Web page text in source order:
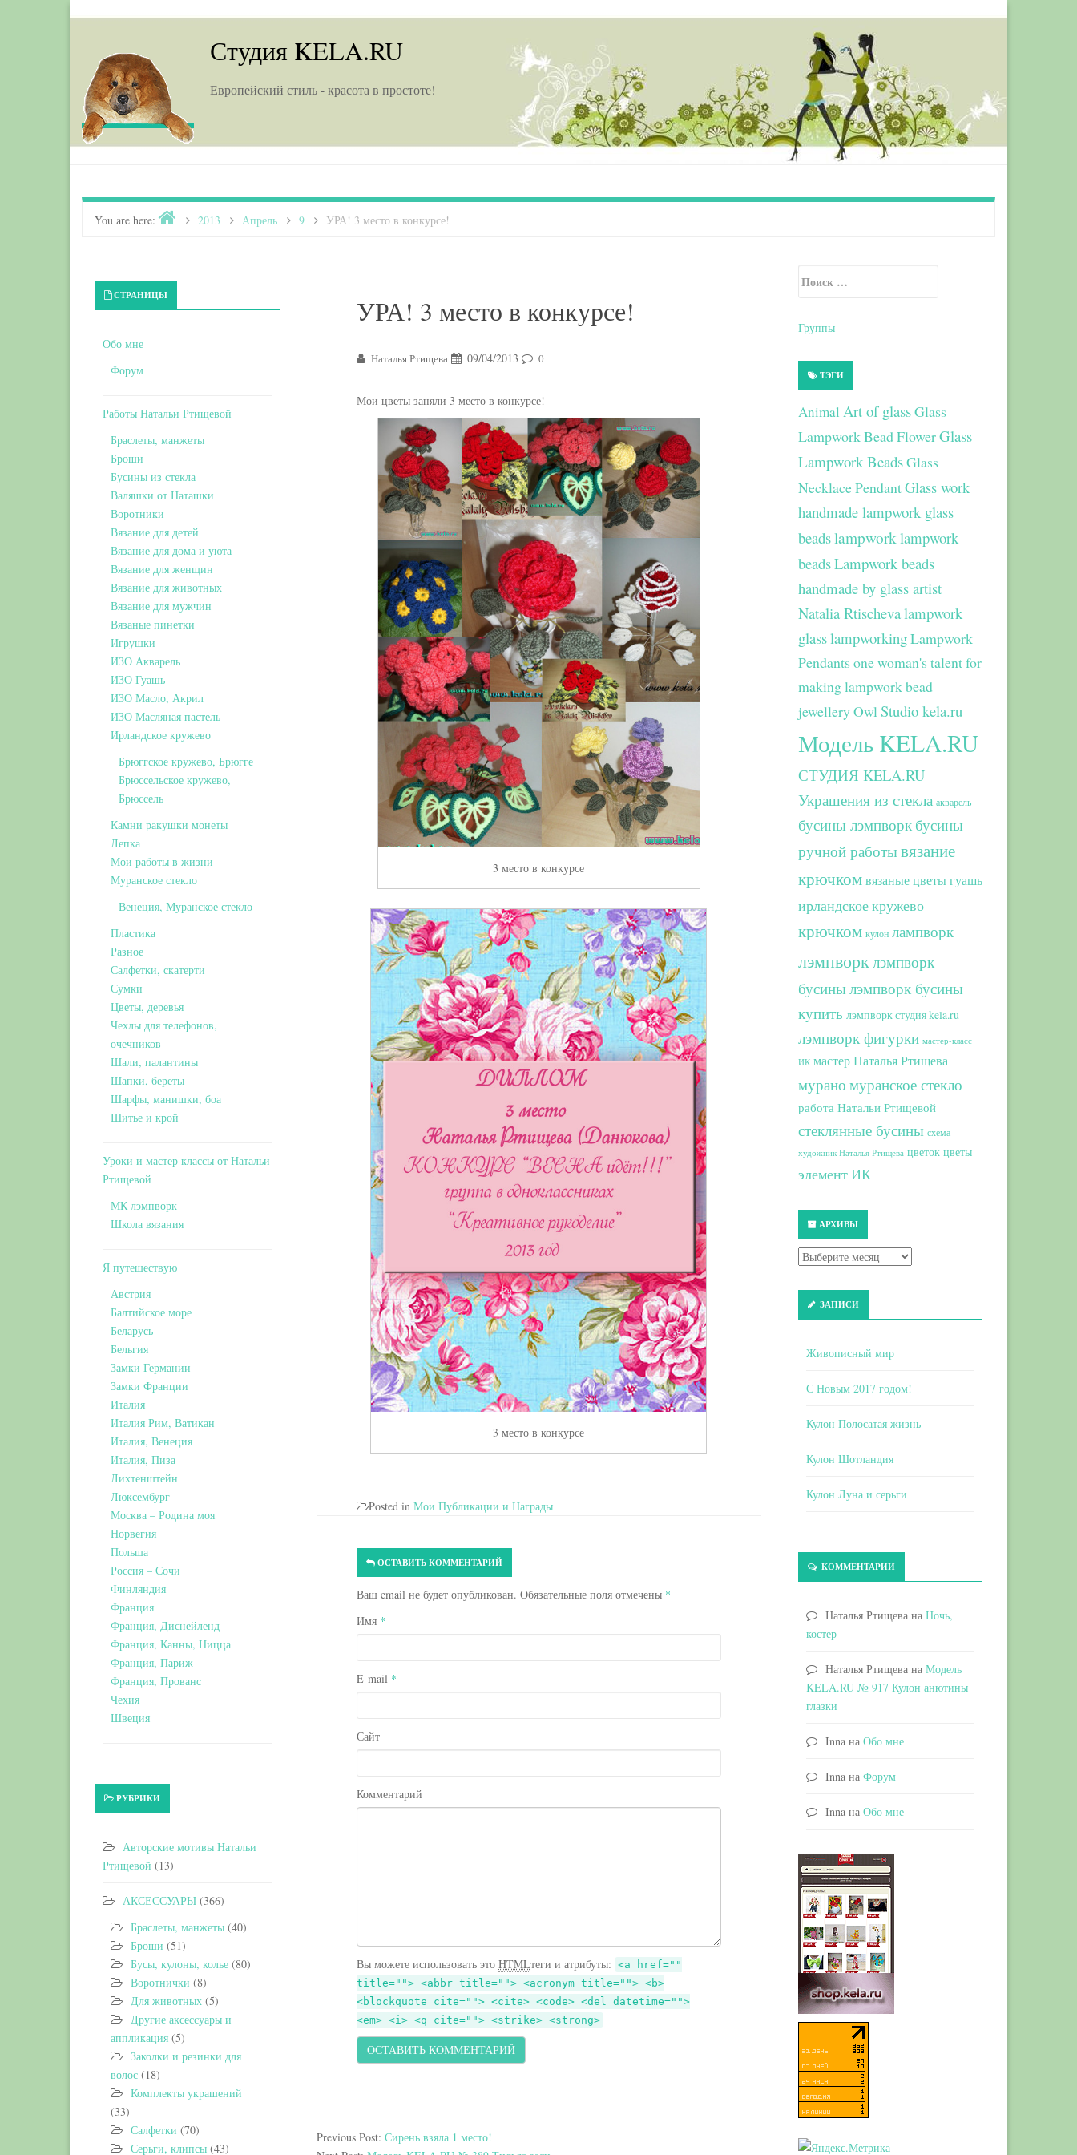
Студия KELA.RU
Европейский стиль - красота в простоте!
You are here: Home2013 Апрель 9 УРА! 3 место в конкурсе!
УРА! 3 место в конкурсе!
Наталья Ртищева 09/04/2013 0
Мои цветы заняли 3 место в конкурсе!
3 место в конкурсе
3 место в конкурсе
Posted in Мои Публикации и Награды
ОСТАВИТЬ КОММЕНТАРИЙ
Ваш email не будет опубликован. Обязательные поля отмечены *
Имя *
E-mail *
Сайт
Комментарий
Вы можете использовать это HTMLтеги и атрибуты: <a href=""
title=""> <abbr title=""> <acronym title=""> <b>
<blockquote cite=""> <cite> <code> <del datetime="">
<em> <i> <q cite=""> <strike> <strong>
Previous Post: Сирень взяла 1 место!
Primary Sidebar
СТРАНИЦЫ
Обо мне
Форум
Работы Натальи Ртищевой
Браслеты, манжеты
Броши
Бусины из стекла
Валяшки от Наташки
Воротники
Вязание для детей
Вязание для дома и уюта
Вязание для женщин
Вязание для животных
Вязание для мужчин
Вязаные пинетки
Игрушки
ИЗО Акварель
ИЗО Гуашь
ИЗО Масло, Акрил
ИЗО Масляная пастель
Ирландское кружево
Брюггское кружево, Брюгге
Брюссельское кружево,
Брюссель
Камни ракушки монеты
Лепка
Мои работы в жизни
Муранское стекло
Венеция, Муранское стекло
Пластика
Разное
Салфетки, скатерти
Сумки
Цветы, деревья
Чехлы для телефонов,
очечников
Шали, палантины
Шапки, береты
Шарфы, манишки, боа
Шитье и крой
Уроки и мастер классы от Натальи
Ртищевой
МК лэмпворк
Школа вязания
Я путешествую
Австрия
Балтийское море
Беларусь
Бельгия
Замки Германии
Замки Франции
Италия
Италия Рим, Ватикан
Италия, Венеция
Италия, Пиза
Лихтенштейн
Люксембург
Москва – Родина моя
Норвегия
Польша
Россия – Сочи
Финляндия
Франция
Франция, Диснейленд
Франция, Канны, Ницца
Франция, Париж
Франция, Прованс
Чехия
Швеция
РУБРИКИ
Авторские мотивы Натальи
Ртищевой (13)
АКСЕССУАРЫ (366)
Браслеты, манжеты (40)
Броши (51)
Бусы, кулоны, колье (80)
Воротнички (8)
Для животных (5)
Другие аксессуары и
аппликация (5)
Заколки и резинки для
волос (18)
Комплекты украшений
(33)
Салфетки (70)
Серьги, клипсы (43)
Secondary Sidebar
Группы
ТЭГИ
Animal Art of glassGlass
Lampwork Bead FlowerGlass
Lampwork BeadsGlass
Necklace PendantGlass work
handmade lampwork glass
beadslampworklampwork
beadsLampwork beads
handmade by glass artist
Natalia Rtischevalampwork
glasslampworkingLampwork
Pendants one woman's talent for
making lampwork bead
jewelleryOwlStudio kela.ru
Модель KELA.RU
СТУДИЯ KELA.RU
Украшения из стекла акварель
бусины лэмпворк бусины
ручной работывязание
крючком вязаные цветы гуашь
ирландское кружево
крючком кулон лампворк
лэмпворклэмпворк
бусинылэмпворк бусины
купить лэмпворк студия kela.ru
лэмпворк фигурки мастер-класс
ИК мастер Наталья Ртищева
мурано муранское стекло
работа Натальи Ртищевой
стеклянные бусины схема
художник Наталья Ртищева цветок цветы
элемент ИК
АРХИВЫ
ЗАПИСИ
Живописный мир
С Новым 2017 годом!
Кулон Полосатая жизнь
Кулон Шотландия
Кулон Луна и серьги
КОММЕНТАРИИ
Наталья Ртищевана Ночь,
костер
Наталья Ртищевана Модель
KELA.RU № 917 Кулон анютины
глазки
Innaна Обо мне
Innaна Форум
Innaна Обо мне